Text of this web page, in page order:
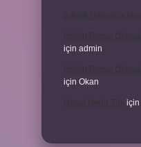
için admin
için Okan
için